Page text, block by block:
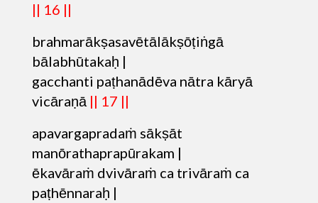
|| 16 ||
brahmarākṣasavētālākṣōṭiṅgā
bālabhūtakaḥ |
gacchanti paṭhanādēva nātra kāryā
vicāraṇā || 17 ||
apavargapradaṁ sākṣāt
manōrathaprapūrakam |
ēkavāraṁ dvivāraṁ ca trivāraṁ ca
paṭhēnnaraḥ |